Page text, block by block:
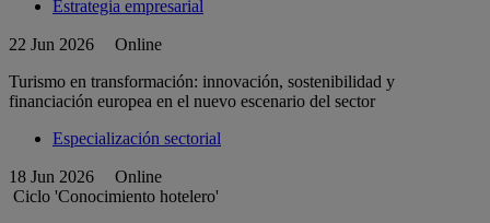
Estrategia empresarial
22 Jun 2026
Online
Turismo en transformación: innovación, sostenibilidad y
financiación europea en el nuevo escenario del sector
Especialización sectorial
18 Jun 2026
Online
Ciclo 'Conocimiento hotelero'